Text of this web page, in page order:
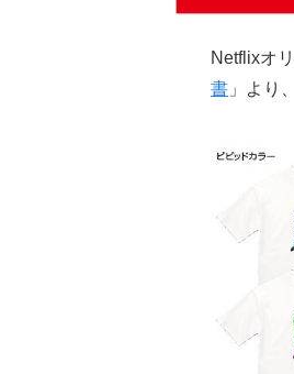
Netflixオ
書 」より